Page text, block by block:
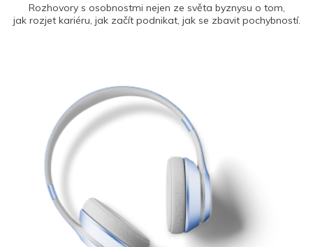
Rozhovory s osobnostmi nejen ze světa byznysu o tom,
jak rozjet kariéru, jak začít podnikat, jak se zbavit pochybností.